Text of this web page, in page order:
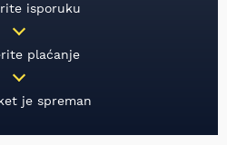
isporuku
plaćanje
je spreman